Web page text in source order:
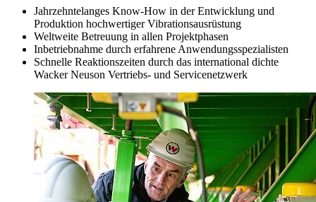
Jahrzehntelanges Know-How in der Entwicklung und
Produktion hochwertiger Vibrationsausrüstung
Weltweite Betreuung in allen Projektphasen
Inbetriebnahme durch erfahrene Anwendungsspezialisten
Schnelle Reaktionszeiten durch das international dichte
Wacker Neuson Vertriebs- und Servicenetzwerk